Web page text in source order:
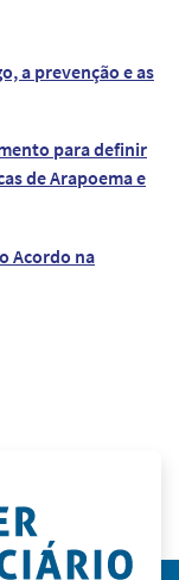
a prevenção e as
para definir
de Arapoema e
Acordo na